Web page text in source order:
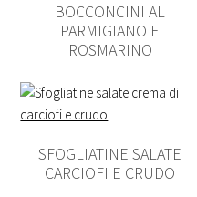
BOCCONCINI AL
PARMIGIANO E
ROSMARINO
SFOGLIATINE SALATE
CARCIOFI E CRUDO